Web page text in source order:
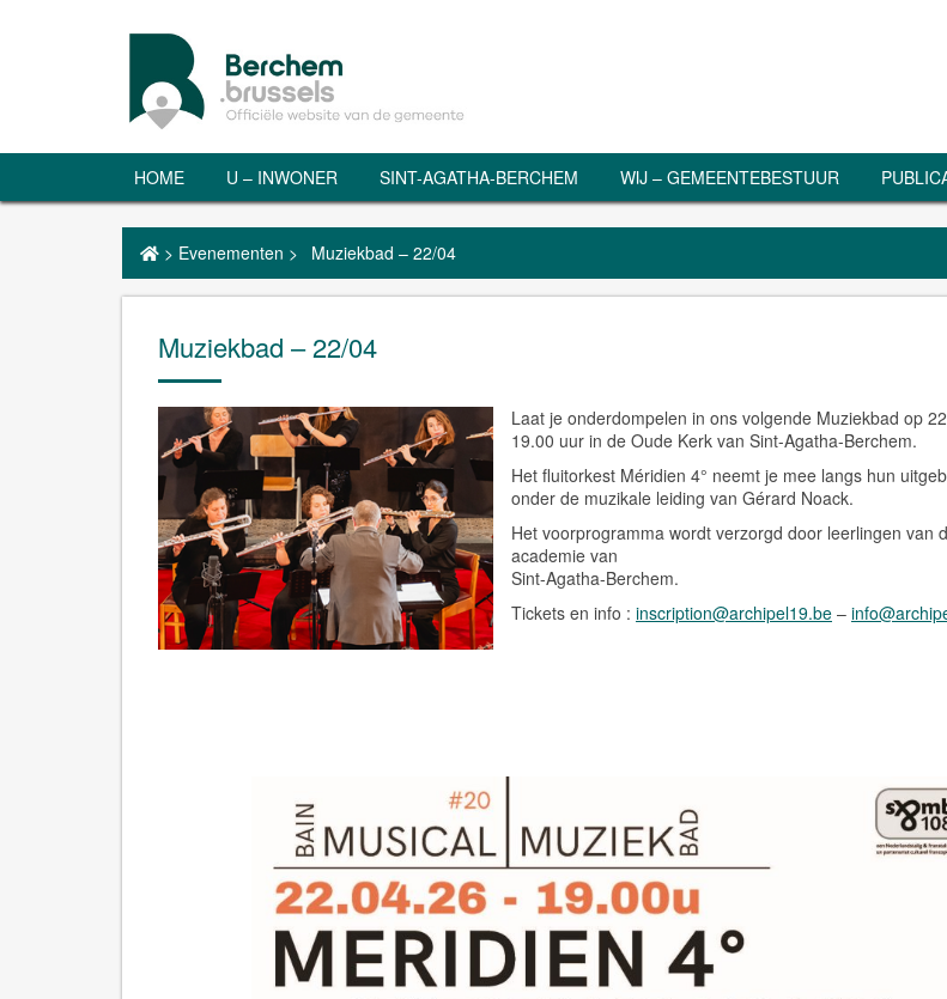
HOME U – INWONER SINT-AGATHA-BERCHEM WIJ – GEMEENTEBESTUUR
> Evenementen > Muziekbad – 22/04
Muziekbad – 22/04
Laat je onderdompelen in ons volgende Muziekbad op
19.00 uur in de Oude Kerk van Sint-Agatha-Berchem.
Het fluitorkest Méridien 4° neemt je mee langs hun
onder de muzikale leiding van Gérard Noack.
Het voorprogramma wordt verzorgd door leerlingen van
academie van
Sint-Agatha-Berchem.
Tickets en info : inscription@archipel19.be –